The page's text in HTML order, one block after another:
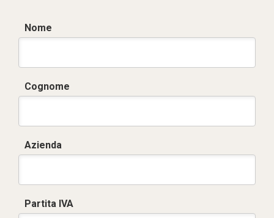
Nome
Cognome
Azienda
Partita IVA